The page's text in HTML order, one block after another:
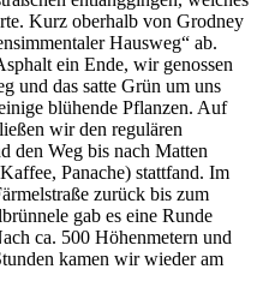
Kurz oberhalb von Grodney
Hausweg“ ab.
ein Ende, wir genossen
und das satte Grün um uns
blühende Pflanzen. Auf
wir den regulären
den Weg bis nach Matten
Panache) stattfand. Im
zurück bis zum
gab es eine Runde
ca. 500 Höhenmetern und
kamen wir wieder am